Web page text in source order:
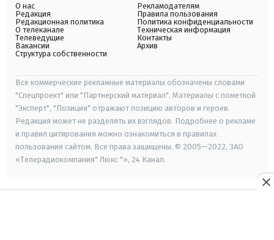
О нас
Редакция
Редакционная политика
О телеканале
Телеведущие
Вакансии
Структура собственности
Рекламодателям
Правила пользования
Политика конфиденциальности
Техническая информация
Контакты
Архив
Все коммерческие рекламные материалы обозначены словами
"Спецпроект" или "Партнерский материал". Материалы с пометкой
"Эксперт", "Позиция" отражают позицию авторов и героев.
Редакция может не разделять их взглядов. Подробнее о рекламе
и правил цитирования можно ознакомиться в правилах
пользования сайтом. Все права защищены. © 2005—2022, ЗАО
«Телерадиокомпания" Люкс "», 24 Канал.